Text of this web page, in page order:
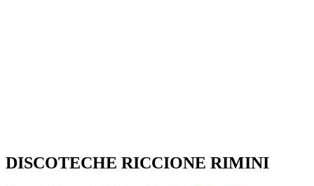
DISCOTECHE RICCIONE RIMINI